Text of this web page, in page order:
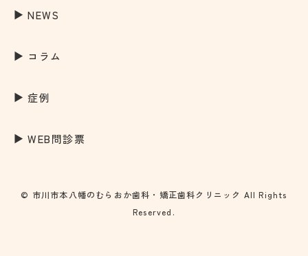
NEWS
コラム
症例
WEB問診票
© 市川市本八幡のむらおか歯科・矯正歯科クリニック All Rights
Reserved.